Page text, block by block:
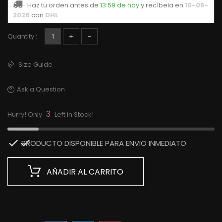
Haz tu orden antes de 13:59 de hoyy recíbela en 10-08-
2026 con DHL
Quantity : + -
Size Guide
Ask a Question
Hurry! Only 3 Left in Stock!

PRODUCTO DISPONIBLE PARA ENVIO INMEDIATO
AÑADIR AL CARRITO